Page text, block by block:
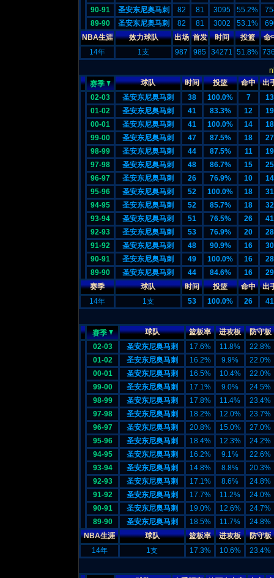
90-91
圣安东尼奥马刺 82 81 3095 55.2%
89-90
圣安东尼奥马刺 82 81 3002 53.1%
NBA生涯
效力球队 出场 首发 时间 投篮
命
14年
1支 987 985 34271 51.8%
赛季
球队 时间 投篮 命中
出
02-03
圣安东尼奥马刺 38 100.0% 7
13
01-02
圣安东尼奥马刺 41 83.3% 12
19
00-01
圣安东尼奥马刺 41 100.0% 14
18
99-00
圣安东尼奥马刺 47 87.5% 18
27
98-99
圣安东尼奥马刺 44 87.5% 11
19
97-98
圣安东尼奥马刺 48 86.7% 15
25
96-97
圣安东尼奥马刺 26 76.9% 10
14
95-96
圣安东尼奥马刺 52 100.0% 18
31
94-95
圣安东尼奥马刺 52 85.7% 18
32
93-94
圣安东尼奥马刺 51 76.5% 26
41
92-93
圣安东尼奥马刺 53 76.9% 20
28
91-92
圣安东尼奥马刺 48 90.9% 16
30
90-91
圣安东尼奥马刺 49 100.0% 16
28
89-90
圣安东尼奥马刺 44 84.6% 16
29
赛季
球队 时间 投篮 命中
出
14年
1支 53 100.0% 26 41
赛季 球队 篮板率 进攻板
防守板
02-03
圣安东尼奥马刺 17.6% 11.8%
22.8%
01-02
圣安东尼奥马刺 16.2% 9.9%
22.0%
00-01
圣安东尼奥马刺 16.5% 10.4%
22.0%
99-00
圣安东尼奥马刺 17.1% 9.0%
24.5%
98-99
圣安东尼奥马刺 17.8% 11.4%
23.4%
97-98
圣安东尼奥马刺 18.2% 12.0%
23.7%
96-97
圣安东尼奥马刺 20.8% 15.0%
27.0%
95-96
圣安东尼奥马刺 18.4% 12.3%
24.2%
94-95
圣安东尼奥马刺 16.2% 9.1%
22.6%
93-94
圣安东尼奥马刺 14.8% 8.8%
20.3%
92-93
圣安东尼奥马刺 17.1% 8.6%
24.8%
91-92
圣安东尼奥马刺 17.7% 11.2%
24.0%
90-91
圣安东尼奥马刺 19.0% 12.6%
24.7%
89-90
圣安东尼奥马刺 18.5% 11.7%
24.8%
NBA生涯
球队 篮板率 进攻板
防守板
14年
1支 17.3% 10.6% 23.4%